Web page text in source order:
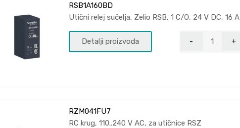
RSB1A160BD
Utični relej sučelja, Zelio RSB, 1 C/O, 24 V DC, 16 A
Detalji proizvoda
RZM041FU7
RC krug, 110..240 V AC, za utičnice RSZ